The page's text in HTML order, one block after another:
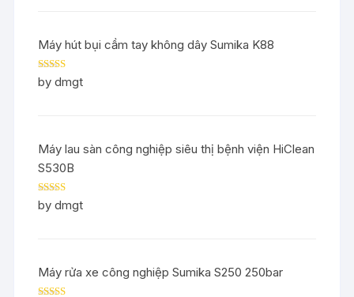
Máy hút bụi cầm tay không dây Sumika K88
Rated5out
of 5
by dmgt
Máy lau sàn công nghiệp siêu thị bệnh viện HiClean
S530B
Rated5out
of 5
by dmgt
Máy rửa xe công nghiệp Sumika S250 250bar